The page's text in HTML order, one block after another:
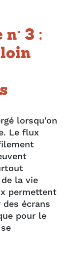
3 :
loin
lorsqu'on
Le flux
la vie
permettent
écrans
pour le